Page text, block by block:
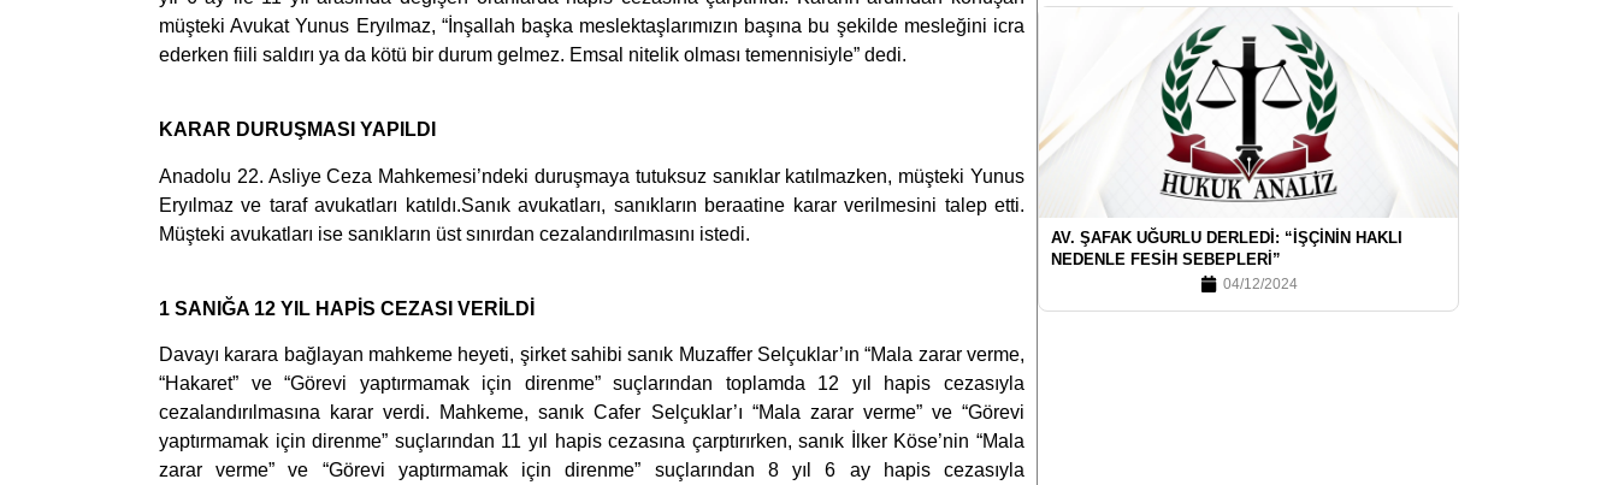
müşteki Avukat Yunus Eryılmaz, “İnşallah başka meslektaşlarımızın başına bu şekilde mesleğini icra
ederken fiili saldırı ya da kötü bir durum gelmez. Emsal nitelik olması temennisiyle” dedi.
KARAR DURUŞMASI YAPILDI
Anadolu 22. Asliye Ceza Mahkemesi’ndeki duruşmaya tutuksuz sanıklar katılmazken, müşteki Yunus
Eryılmaz ve taraf avukatları katıldı.Sanık avukatları, sanıkların beraatine karar verilmesini talep etti.
Müşteki avukatları ise sanıkların üst sınırdan cezalandırılmasını istedi.
1 SANIĞA 12 YIL HAPİS CEZASI VERİLDİ
Davayı karara bağlayan mahkeme heyeti, şirket sahibi sanık Muzaffer Selçuklar’ın “Mala zarar verme,
“Hakaret” ve “Görevi yaptırmamak için direnme” suçlarından toplamda 12 yıl hapis cezasıyla
cezalandırılmasına karar verdi. Mahkeme, sanık Cafer Selçuklar’ı “Mala zarar verme” ve “Görevi
yaptırmamak için direnme” suçlarından 11 yıl hapis cezasına çarptırırken, sanık İlker Köse’nin “Mala
zarar verme” ve “Görevi yaptırmamak için direnme” suçlarından 8 yıl 6 ay hapis cezasıyla
AV. ŞAFAK UĞURLU DERLEDI: “İŞÇININ HAKLI
NEDENLE FESIH SEBEPLERI”
04/12/2024